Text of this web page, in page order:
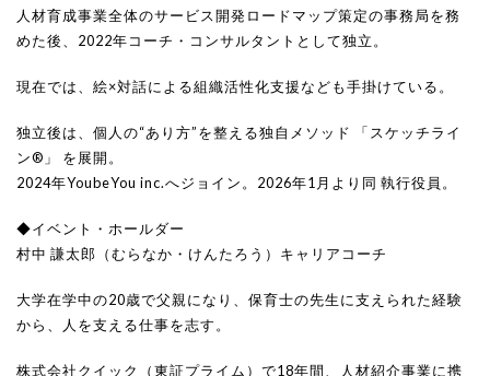
人材育成事業全体のサービス開発ロードマップ策定の事務局を務
めた後、2022年コーチ・コンサルタントとして独立。
現在では、絵×対話による組織活性化支援なども手掛けている。
独立後は、個人の“あり方”を整える独自メソッド 「スケッチライ
ン®」 を展開。
2024年YoubeYou inc.へジョイン。2026年1月より同 執行役員。
◆イベント・ホールダー
村中 謙太郎（むらなか・けんたろう）キャリアコーチ
大学在学中の20歳で父親になり、保育士の先生に支えられた経験
から、人を支える仕事を志す。
株式会社クイック（東証プライム）で18年間、人材紹介事業に携